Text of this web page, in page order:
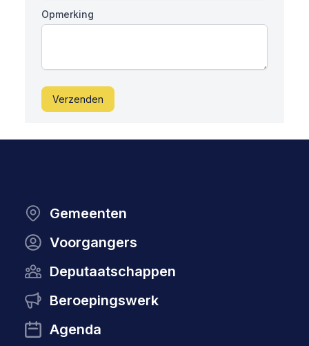
Opmerking
Verzenden
Gemeenten
Voorgangers
Deputaatschappen
Beroepingswerk
Agenda